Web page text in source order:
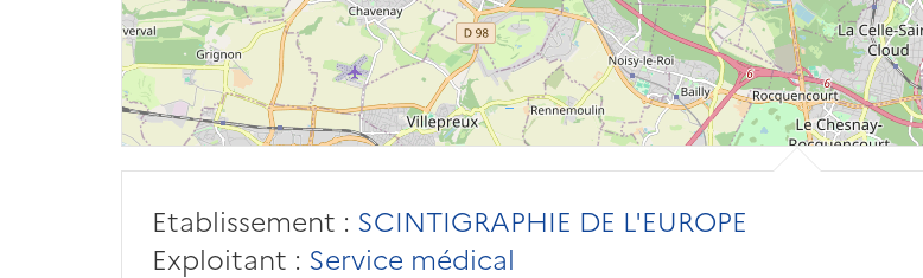
Etablissement : SCINTIGRAPHIE DE L'EUROPE
Exploitant : Service médical